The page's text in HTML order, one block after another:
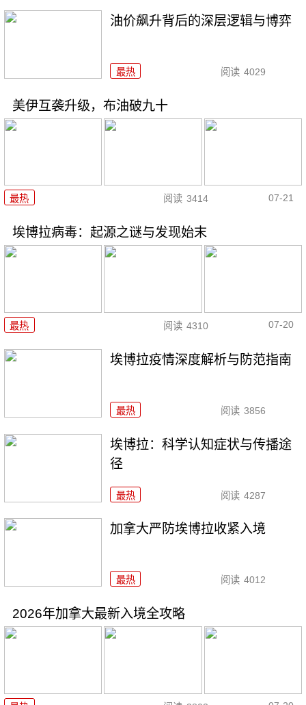
油价飙升背后的深层逻辑与博弈
最热 阅读 4029
美伊互袭升级，布油破九十
最热 阅读 3414 07-21
埃博拉病毒：起源之谜与发现始末
最热 阅读 4310 07-20
埃博拉疫情深度解析与防范指南
最热 阅读 3856
埃博拉：科学认知症状与传播途
径
最热 阅读 4287
加拿大严防埃博拉收紧入境
最热 阅读 4012
2026年加拿大最新入境全攻略